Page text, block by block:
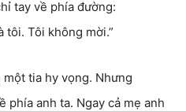
tay về phía đường:
tôi. Tôi không mời.”
tia hy vọng. Nhưng
phía anh ta. Ngay cả mẹ anh